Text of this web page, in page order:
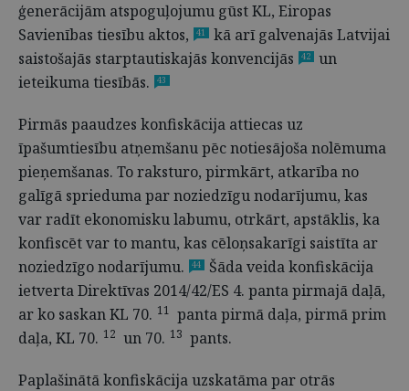
ģenerācijām atspoguļojumu gūst KL, Eiropas
Savienības tiesību aktos,
41
kā arī galvenajās Latvijai
saistošajās starptautiskajās konvencijās
42
un
ieteikuma tiesībās.
43
Pirmās paaudzes konfiskācija attiecas uz
īpašumtiesību atņemšanu pēc notiesājoša nolēmuma
pieņemšanas. To raksturo, pirmkārt, atkarība no
galīgā sprieduma par noziedzīgu nodarījumu, kas
var radīt ekonomisku labumu, otrkārt, apstāklis, ka
konfiscēt var to mantu, kas cēloņsakarīgi saistīta ar
noziedzīgo nodarījumu.
44
Šāda veida konfiskācija
ietverta Direktīvas 2014/42/ES 4. panta pirmajā daļā,
ar ko saskan KL 70. 11 panta pirmā daļa, pirmā prim
daļa, KL 70. 12 un 70. 13 pants.
Paplašinātā konfiskācija uzskatāma par otrās